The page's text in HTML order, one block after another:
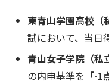
東青山学園高校（
試において、当日
青山女子学院（私
の内申基準を 「-1